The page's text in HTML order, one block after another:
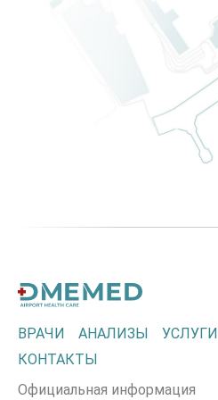
ВРАЧИ АНАЛИЗЫ УСЛУГИ
КОНТАКТЫ
Официальная информация